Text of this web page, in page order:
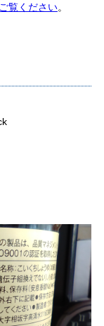
覧ください。